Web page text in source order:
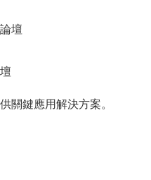
壇
關鍵應用解決方案。